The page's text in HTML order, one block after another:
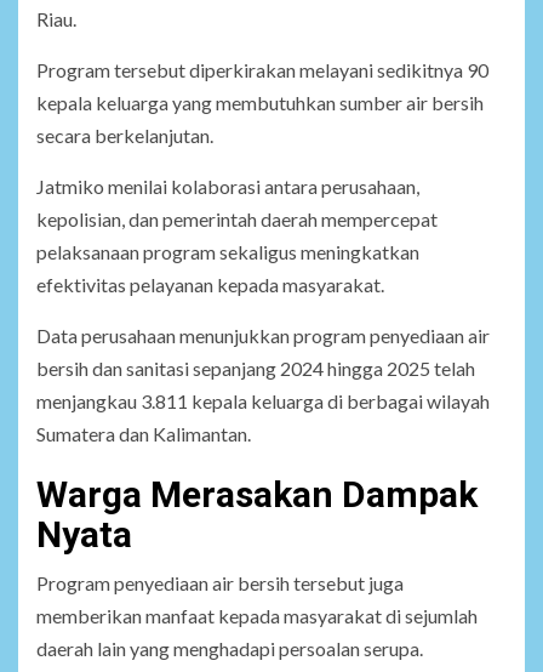
Riau.
Program tersebut diperkirakan melayani sedikitnya 90
kepala keluarga yang membutuhkan sumber air bersih
secara berkelanjutan.
Jatmiko menilai kolaborasi antara perusahaan,
kepolisian, dan pemerintah daerah mempercepat
pelaksanaan program sekaligus meningkatkan
efektivitas pelayanan kepada masyarakat.
Data perusahaan menunjukkan program penyediaan air
bersih dan sanitasi sepanjang 2024 hingga 2025 telah
menjangkau 3.811 kepala keluarga di berbagai wilayah
Sumatera dan Kalimantan.
Warga Merasakan Dampak
Nyata
Program penyediaan air bersih tersebut juga
memberikan manfaat kepada masyarakat di sejumlah
daerah lain yang menghadapi persoalan serupa.